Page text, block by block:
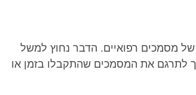
של מסמכים רפואיים. הדבר נחוץ למשל
לתרגם את המסמכים שהתקבלו בזמן או